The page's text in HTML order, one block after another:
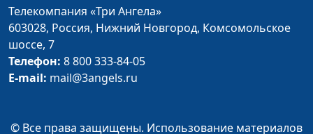
Обзор книги Бытие
Андрей Юнак,
Уроки из книги Чисел
Телекомпания «Три Ангела»
603028, Россия, Нижний Новгород, Комсомольское
шоссе, 7
Телефон: 8 800 333-84-05
E-mail: mail@3angels.ru
© Все права защищены. Использование материалов